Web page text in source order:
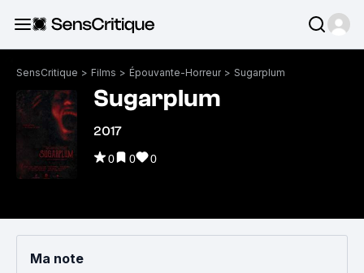
SensCritique > Films > Épouvante-Horreur > Sugarplum
Sugarplum
2017
0 0 0
Ma note